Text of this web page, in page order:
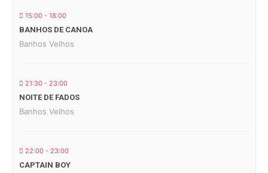
15:00 - 18:00
BANHOS DE CANOA
Banhos Velhos
21:30 - 23:00
NOITE DE FADOS
Banhos Velhos
22:00 - 23:00
CAPTAIN BOY